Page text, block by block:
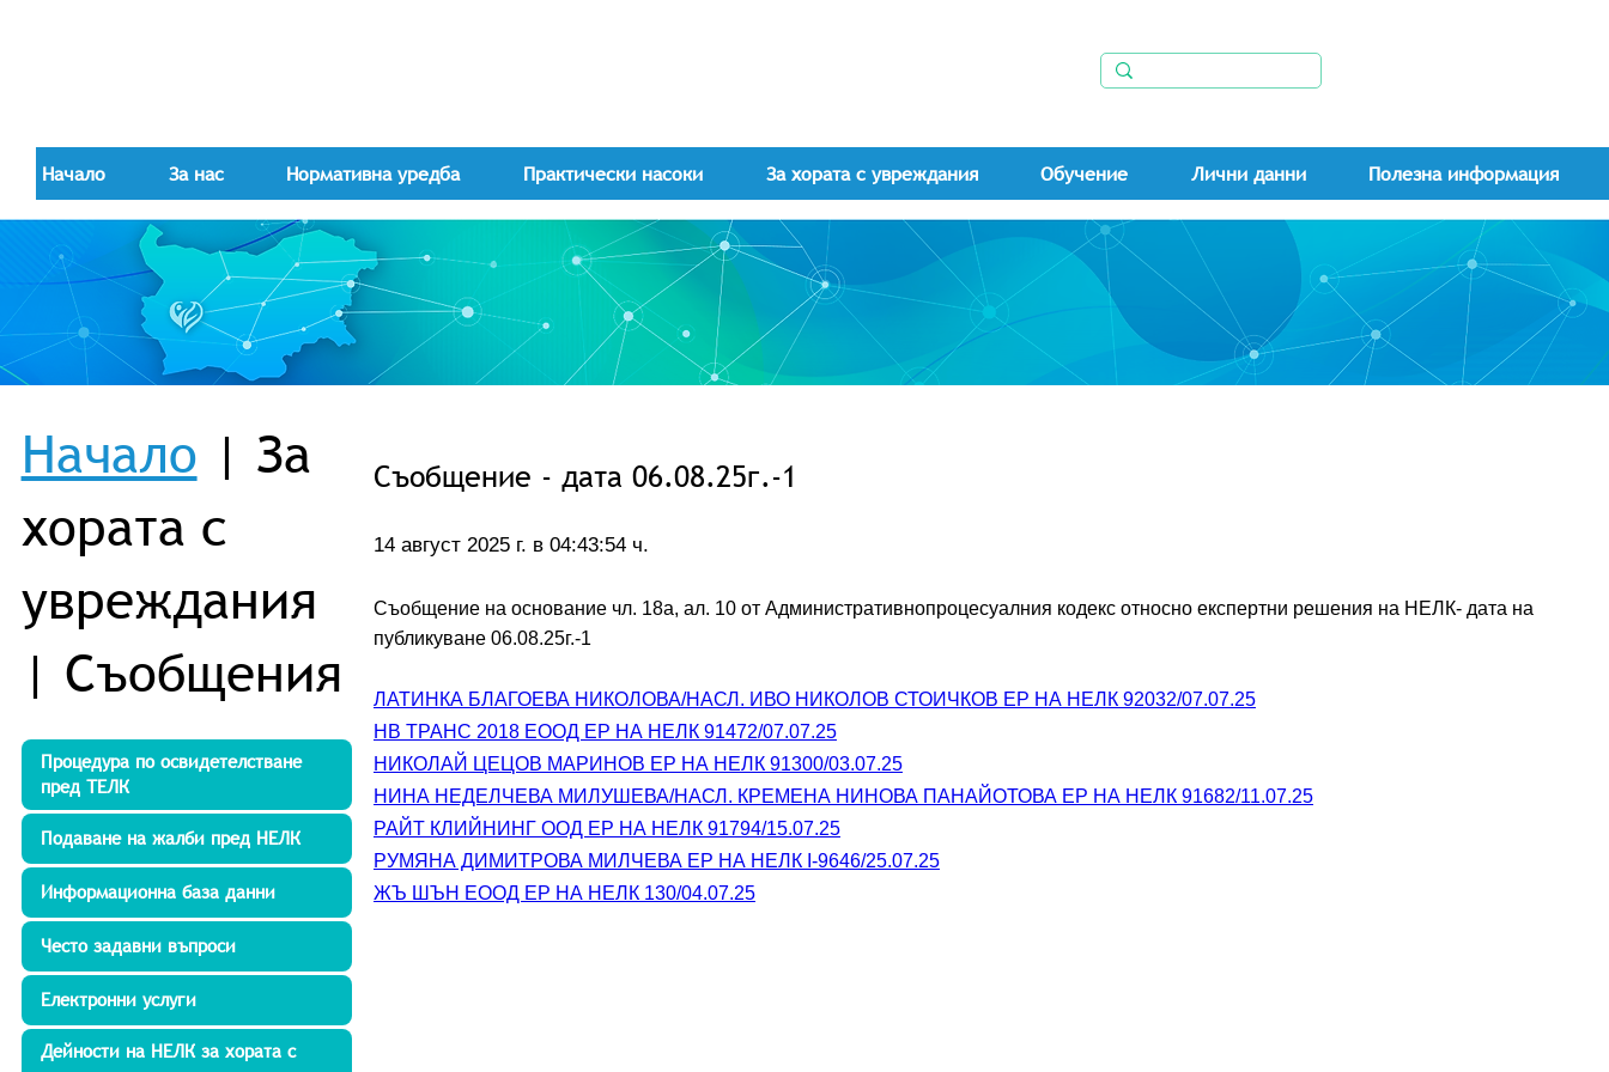
Начало За нас Нормативна уредба Практически насоки За хората с увреждания Обучение Лични данни Полезна информация
Процедура по освидетелстване
пред ТЕЛК
Подаване на жалби пред НЕЛК
Информационна база данни
Дейности на НЕЛК за хората с
Електронни услуги
Често задавни въпроси
Начало | За
хората с
увреждания
| Съобщения
Съобщениe - дата 06.08.25г.-1
Съобщение на основание чл. 18а, ал. 10 от Административнопроцесуалния кодекс относно експертни решения на НЕЛК- дата на
публикуване 06.08.25г.-1
ЛАТИНКА БЛАГОЕВА НИКОЛОВА/НАСЛ. ИВО НИКОЛОВ СТОИЧКОВ ЕР НА НЕЛК 92032/07.07.25
НВ ТРАНС 2018 ЕООД ЕР НА НЕЛК 91472/07.07.25
НИКОЛАЙ ЦЕЦОВ МАРИНОВ ЕР НА НЕЛК 91300/03.07.25
НИНА НЕДЕЛЧЕВА МИЛУШЕВА/НАСЛ. КРЕМЕНА НИНОВА ПАНАЙОТОВА ЕР НА НЕЛК 91682/11.07.25
РАЙТ КЛИЙНИНГ ООД ЕР НА НЕЛК 91794/15.07.25
РУМЯНА ДИМИТРОВА МИЛЧЕВА ЕР НА НЕЛК I-9646/25.07.25
ЖЪ ШЪН ЕООД ЕР НА НЕЛК 130/04.07.25
14 август 2025 г. в 04:43:54 ч.